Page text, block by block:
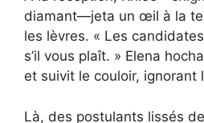
diamant—jeta un œil à la
les lèvres. « Les
s’il vous plaît. » Elena
et suivit le couloir, ignorant
Là, des postulants lissés